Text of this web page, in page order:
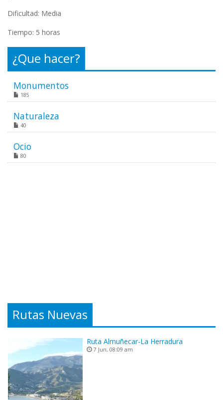
Dificultad: Media
Tiempo: 5 horas
¿Que hacer?
Monumentos
185
Naturaleza
40
Ocio
80
Rutas Nuevas
Ruta Almuñecar-La Herradura
7 Jun, 08:09 am